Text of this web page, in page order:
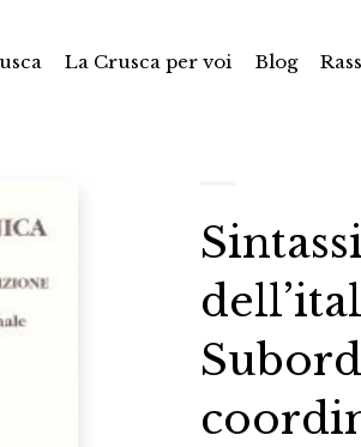
La Crusca per voi Blog